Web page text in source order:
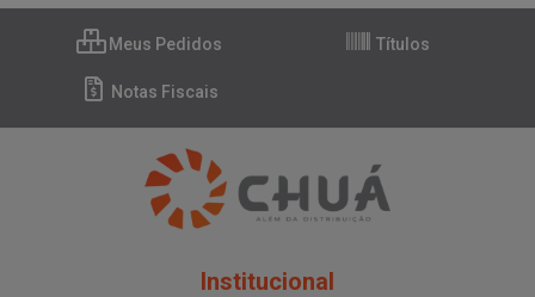
Meus Pedidos Títulos
Notas Fiscais
Institucional